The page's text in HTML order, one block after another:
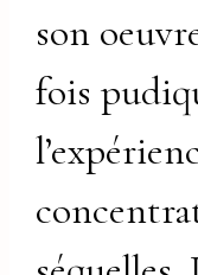
son
fois